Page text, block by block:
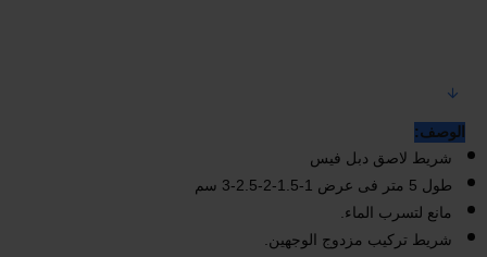
الوصف:
شريط لاصق دبل فيس
طول 5 متر فى عرض 1-1.5-2-2.5-3 سم
مانع لتسرب الماء‏.‏
شريط تركيب مزدوج الوجهين‏.‏